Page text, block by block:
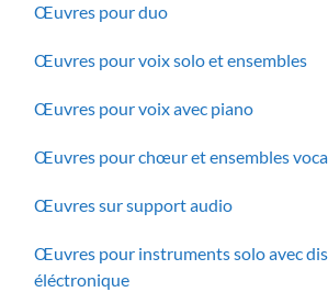
Œuvres pour duo
Œuvres pour voix solo et ensembles
Œuvres pour voix avec piano
Œuvres pour chœur et ensembles
Œuvres sur support audio
Œuvres pour instruments solo avec
éléctronique